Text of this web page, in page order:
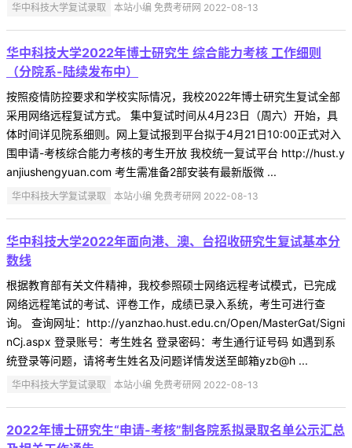
华中科技大学复试录取 本站小编 免费考研网 2022-08-13
华中科技大学2022年博士研究生 综合能力考核 工作细则
（分院系-陆续发布中）
按照疫情防控要求和学校实际情况，我校2022年博士研究生复试全部
采用网络远程复试方式。 集中复试时间从4月23日（周六）开始，具
体时间详见院系细则。网上复试报到平台拟于4月21日10:00正式对入
围申请-考核综合能力考核的考生开放 我校统一复试平台 http://hust.y
anjiushengyuan.com 考生需准备2部安装有最新版微 ...
华中科技大学复试录取 本站小编 免费考研网 2022-08-13
华中科技大学2022年面向港、澳、台招收研究生复试基本分
数线
根据教育部有关文件精神，我校参照硕士网络远程考试模式，已完成
网络远程笔试的考试、评卷工作，成绩已录入系统，考生可进行查
询。 查询网址：http://yanzhao.hust.edu.cn/Open/MasterGat/Signi
nCj.aspx 登录账号：考生姓名 登录密码：考生通行证号码 如遇到系
统登录等问题，请将考生姓名及问题详情发送至邮箱yzb@h ...
华中科技大学复试录取 本站小编 免费考研网 2022-08-13
2022年博士研究生“申请-考核”制各院系拟录取名单公示汇总